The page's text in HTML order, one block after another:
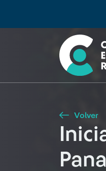
Seleccione país
Buscar
Volver